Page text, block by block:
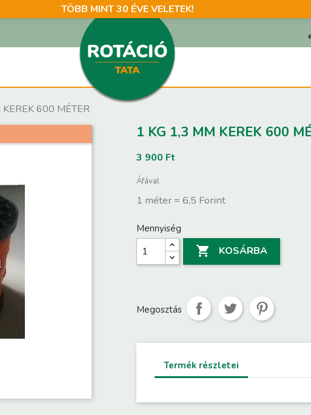
TÖBB MINT 30 ÉVE VELETEK!
600 MÉTER
1 KG 1,3 MM KEREK 600
3 900 Ft
Áfával
1 méter = 6,5 Forint
Mennyiség
 KOSÁRBA
Megosztás
Termék részletei